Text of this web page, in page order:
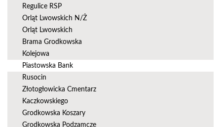
Regulice RSP
Orląt Lwowskich N/Ż
Orląt Lwowskich
Brama Grodkowska
Kolejowa
Piastowska Bank
Rusocin
Złotogłowicka Cmentarz
Kaczkowskiego
Grodkowska Koszary
Grodkowska Podzamcze